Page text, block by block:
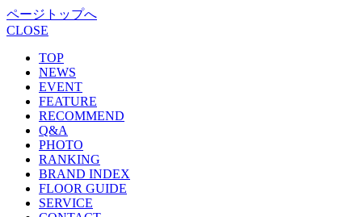
ページトップへ
CLOSE
TOP
NEWS
EVENT
FEATURE
RECOMMEND
Q&A
PHOTO
RANKING
BRAND INDEX
FLOOR GUIDE
SERVICE